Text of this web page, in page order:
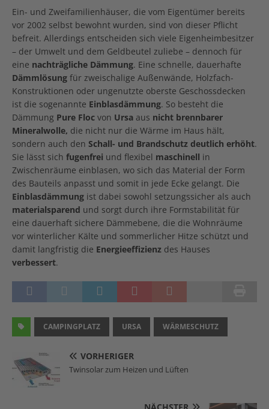
Ein- und Zweifamilienhäuser, die vom Eigentümer bereits
vor 2002 selbst bewohnt wurden, sind von dieser Pflicht
befreit. Allerdings entscheiden sich viele Eigenheimbesitzer
– der Umwelt und dem Geldbeutel zuliebe – dennoch für
eine nachträgliche Dämmung. Eine schnelle, dauerhafte
Dämmlösung für zweischalige Außenwände, Holzfach-
Konstruktionen oder ungenutzte oberste Geschossdecken
ist die sogenannte Einblasdämmung. So besteht die
Dämmung Pure Floc von Ursa aus nicht brennbarer
Mineralwolle, die nicht nur die Wärme im Haus hält,
sondern auch den Schall- und Brandschutz deutlich erhöht.
Sie lässt sich fugenfrei und flexibel maschinell in
Zwischenräume einblasen, wo sich das Material der Form
des Bauteils anpasst und somit in jede Ecke gelangt. Die
Einblasdämmung ist dabei sowohl setzungssicher als auch
materialsparend und sorgt durch ihre Formstabilität für
eine dauerhaft sichere Dämmebene, die die Wohnräume
vor winterlicher Kälte und sommerlicher Hitze schützt und
damit langfristig die Energieeffizienz des Hauses
verbessert.
CAMPINGPLATZ URSA WÄRMESCHUTZ
VORHERIGER
Twinsolar zum Heizen und Lüften